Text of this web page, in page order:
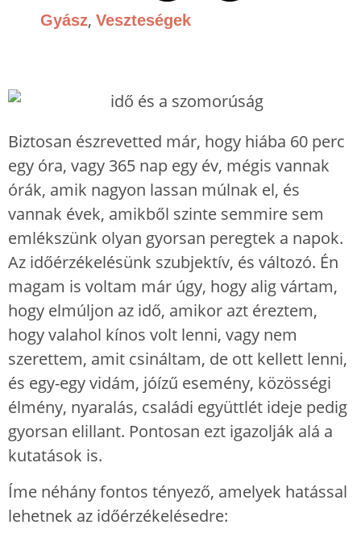
Gyász, Veszteségek
Biztosan észrevetted már, hogy hiába 60 perc
egy óra, vagy 365 nap egy év, mégis vannak
órák, amik nagyon lassan múlnak el, és
vannak évek, amikből szinte semmire sem
emlékszünk olyan gyorsan peregtek a napok.
Az időérzékelésünk szubjektív, és változó. Én
magam is voltam már úgy, hogy alig vártam,
hogy elmúljon az idő, amikor azt éreztem,
hogy valahol kínos volt lenni, vagy nem
szerettem, amit csináltam, de ott kellett lenni,
és egy-egy vidám, jóízű esemény, közösségi
élmény, nyaralás, családi együttlét ideje pedig
gyorsan elillant. Pontosan ezt igazolják alá a
kutatások is.
Íme néhány fontos tényező, amelyek hatással
lehetnek az időérzékelésedre: